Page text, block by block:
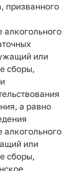
призванного
алкогольного
или
сборы,
а равно
алкогольного
или
сборы,